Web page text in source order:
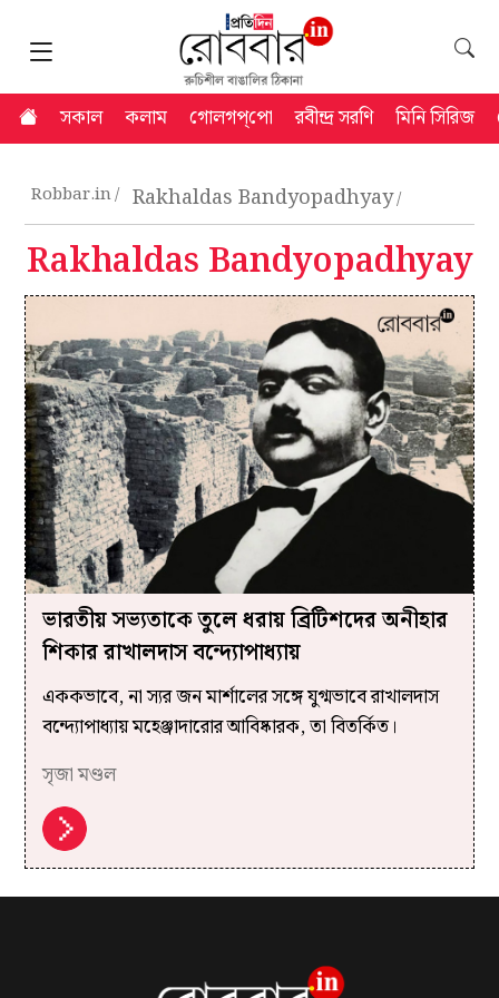
সকাল কলাম গোলগপ্‌পো রবীন্দ্র সরণি মিনি সিরিজ
Robbar.in Rakhaldas Bandyopadhyay
Rakhaldas Bandyopadhyay
ভারতীয় সভ্যতাকে তুলে ধরায় ব্রিটিশদের অনীহার
শিকার রাখালদাস বন্দ্যোপাধ্যায়
এককভাবে, না স্যর জন মার্শালের সঙ্গে যুগ্মভাবে রাখালদাস
বন্দ্যোপাধ্যায় মহেঞ্জাদারোর আবিষ্কারক, তা বিতর্কিত।
সৃজা মণ্ডল